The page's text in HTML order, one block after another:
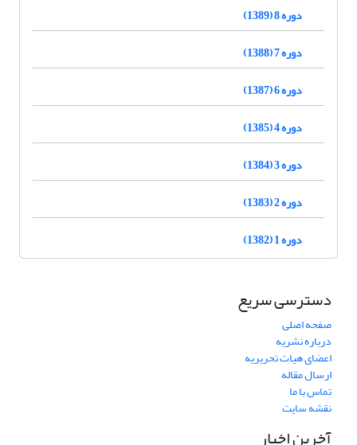
دوره 8 (1389)
دوره 7 (1388)
دوره 6 (1387)
دوره 4 (1385)
دوره 3 (1384)
دوره 2 (1383)
دوره 1 (1382)
دسترسی سریع
صفحه اصلی
درباره نشریه
اعضای هیات تحریریه
ارسال مقاله
تماس با ما
نقشه سایت
آخرین اخبار